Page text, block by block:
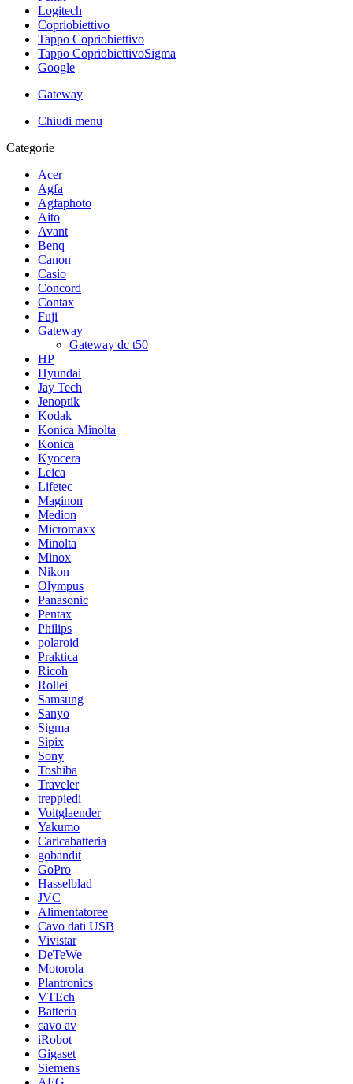
Logitech
Copriobiettivo
Tappo Copriobiettivo
Tappo CopriobiettivoSigma
Google
Gateway
Chiudi menu
Categorie
Acer
Agfa
Agfaphoto
Aito
Avant
Benq
Canon
Casio
Concord
Contax
Fuji
Gateway
Gateway dc t50
HP
Hyundai
Jay Tech
Jenoptik
Kodak
Konica Minolta
Konica
Kyocera
Leica
Lifetec
Maginon
Medion
Micromaxx
Minolta
Minox
Nikon
Olympus
Panasonic
Pentax
Philips
polaroid
Praktica
Ricoh
Rollei
Samsung
Sanyo
Sigma
Sipix
Sony
Toshiba
Traveler
treppiedi
Voitglaender
Yakumo
Caricabatteria
gobandit
GoPro
Hasselblad
JVC
Alimentatoree
Cavo dati USB
Vivistar
DeTeWe
Motorola
Plantronics
VTEch
Batteria
cavo av
iRobot
Gigaset
Siemens